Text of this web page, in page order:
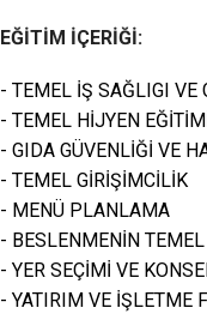
EĞİTİM İÇERİĞİ:
- TEMEL İŞ SAĞLIGI VE
- TEMEL HİJYEN
- GIDA GÜVENLİĞİ VE
- TEMEL GİRİŞİMCİLİK
- MENÜ PLANLAMA
- BESLENMENİN
- YER SEÇİMİ VE
- YATIRIM VE İŞLETME